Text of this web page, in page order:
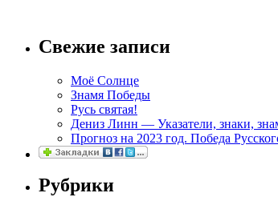
Свежие записи
Моё Солнце
Знамя Победы
Русь святая!
Дениз Линн — Указатели, знаки,
Прогноз на 2023 год. Победа
Рубрики